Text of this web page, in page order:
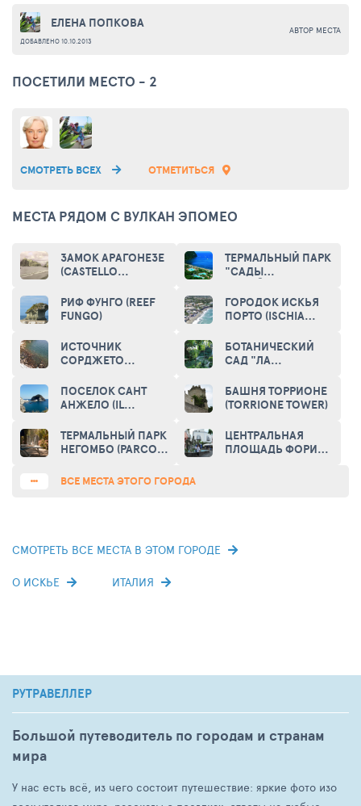
Одна из достопримечательностей вулкана – небольшая
церквушка, выдолбленная в скале. Базилика была основана в
XIII веке, долгое время она использовалась в качестве
приближением пиратских кораблей.
АВТОР МЕСТА
ЕЛЕНА ПОПКОВА
ДОБАВЛЕНО 10.10.2013
ПОСЕТИЛИ МЕСТО - 2
СМОТРЕТЬ ВСЕХ ОТМЕТИТЬСЯ
МЕСТА РЯДОМ С ВУЛКАН ЭПОМЕО
ЗАМОК АРАГОНЕЗЕ
(CASTELLO
ТЕРМАЛЬНЫЙ ПАРК
"САДЫ
(GARDENS OF
POSEIDON THERMAL
РИФ ФУНГО (REEF
FUNGO)
ГОРОДОК ИСКЬЯ
ПОРТО (ISCHIA
ИСТОЧНИК
СОРДЖЕТО
БОТАНИЧЕСКИЙ
САД "ЛА
(GIARDINO LA
MORTELLA)
ПОСЕЛОК САНТ
АНЖЕЛО (IL
SANT'ANGELO)
БАШНЯ ТОРРИОНЕ
(TORRIONE TOWER)
ТЕРМАЛЬНЫЙ ПАРК
НЕГОМБО (PARCO
ЦЕНТРАЛЬНАЯ
ПЛОЩАДЬ ФОРИО
ВСЕ МЕСТА ЭТОГО ГОРОДА
СМОТРЕТЬ ВСЕ МЕСТА В ЭТОМ ГОРОДЕ
О ИСКЬЕ ИТАЛИЯ
РУТРАВЕЛЛЕР
Большой путеводитель по городам и странам
мира
У нас есть всё, из чего состоит путешествие: яркие фото изо